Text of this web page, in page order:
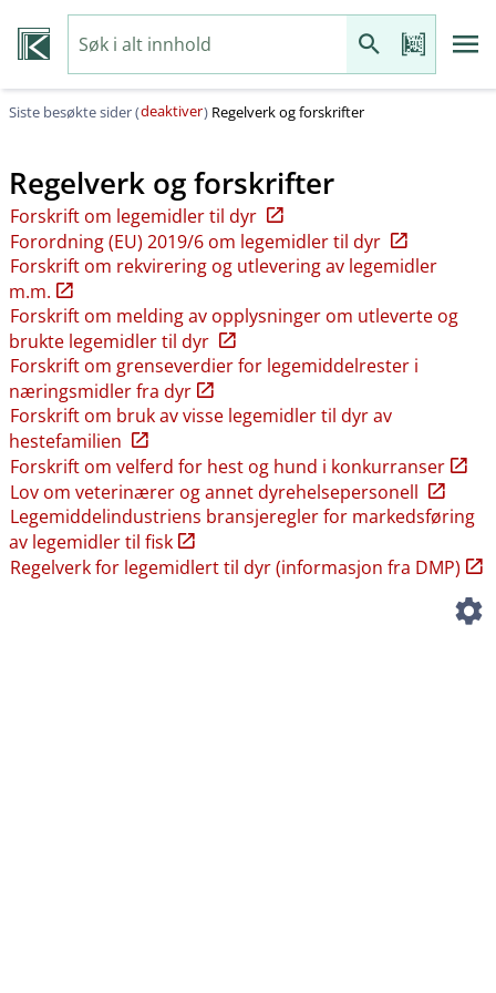
Siste besøkte sider (deaktiver) Regelverk og forskrifter
Regelverk og forskrifter
Forskrift om legemidler til dyr
Forordning (EU) 2019/6 om legemidler til dyr
Forskrift om rekvirering og utlevering av legemidler
m.m.
Forskrift om melding av opplysninger om utleverte og
brukte legemidler til dyr
Forskrift om grenseverdier for legemiddelrester i
næringsmidler fra dyr
Forskrift om bruk av visse legemidler til dyr av
hestefamilien
Forskrift om velferd for hest og hund i konkurranser
Lov om veterinærer og annet dyrehelsepersonell
Legemiddelindustriens bransjeregler for markedsføring
av legemidler til fisk
Regelverk for legemidlert til dyr (informasjon fra DMP)